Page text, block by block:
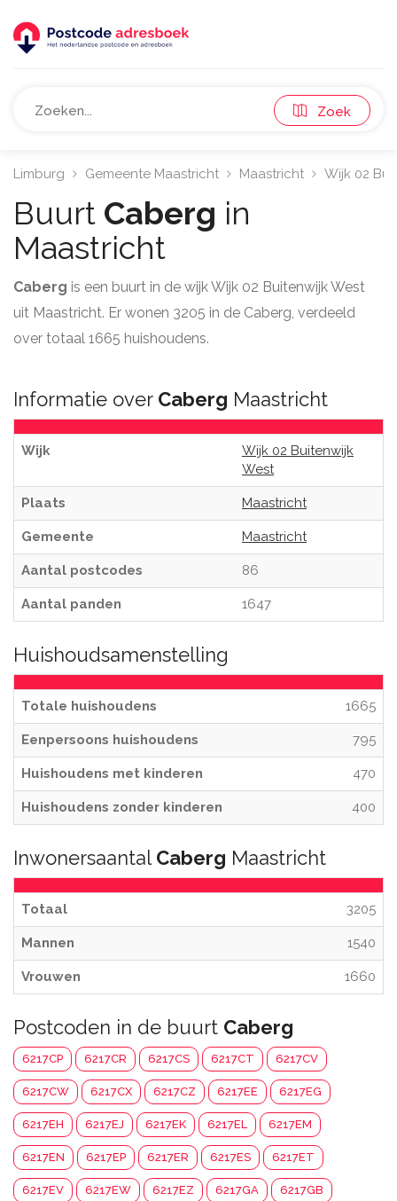
Zoek
Limburg Gemeente Maastricht Maastricht Wijk 02
Buurt Caberg in
Maastricht
Caberg is een buurt in de wijk Wijk 02 Buitenwijk West
uit Maastricht. Er wonen 3205 in de Caberg, verdeeld
over totaal 1665 huishoudens.
Informatie over Caberg Maastricht
Wijk
Wijk 02 Buitenwijk
West
Plaats Maastricht
Gemeente Maastricht
Aantal postcodes 86
Aantal panden 1647
Huishoudsamenstelling
Totale huishoudens 1665
Eenpersoons huishoudens 795
Huishoudens met kinderen 470
Huishoudens zonder kinderen 400
Inwonersaantal Caberg Maastricht
Totaal 3205
Mannen 1540
Vrouwen 1660
Postcoden in de buurt Caberg
6217CP 6217CR 6217CS 6217CT 6217CV
6217CW 6217CX 6217CZ 6217EE 6217EG
6217EH 6217EJ 6217EK 6217EL 6217EM
6217EN 6217EP 6217ER 6217ES 6217ET
6217EV 6217EW 6217EZ 6217GA 6217GB